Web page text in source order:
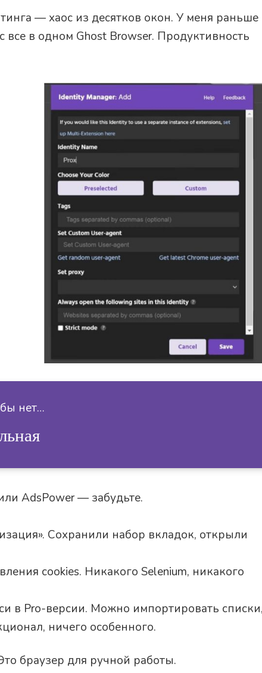
— хаос из десятков окон. У меня раньше
все в одном Ghost Browser. Продуктивность
нет…
AdsPower — забудьте.
Сохранили набор вкладок, открыли
cookies. Никакого Selenium, никакого
в Pro-версии. Можно импортировать
ничего особенного.
браузер для ручной работы.